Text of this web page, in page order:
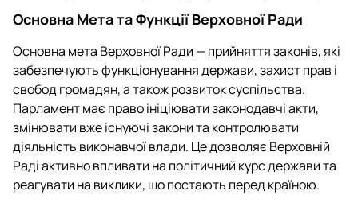
Основна Мета та Функції Верховної Ради
Основна мета Верховної Ради — прийняття законів, які
забезпечують функціонування держави, захист прав і
свобод громадян, а також розвиток суспільства.
Парламент має право ініціювати законодавчі акти,
змінювати вже існуючі закони та контролювати
діяльність виконавчої влади. Це дозволяє Верховній
Раді активно впливати на політичний курс держави та
реагувати на виклики, що постають перед країною.